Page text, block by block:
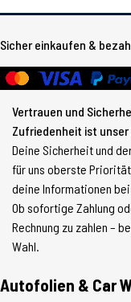
Sicher einkaufen &
Vertrauen und
Zufriedenheit ist
Deine Sicherheit und
für uns oberste
deine Informationen
Ob sofortige Zahlung
Rechnung zu zahlen –
Wahl.
Autofolien & Car